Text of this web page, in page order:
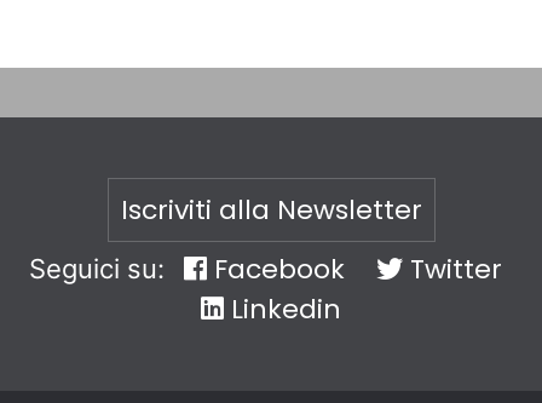
Iscriviti alla Newsletter
Seguici su: Facebook
Twitter
Linkedin